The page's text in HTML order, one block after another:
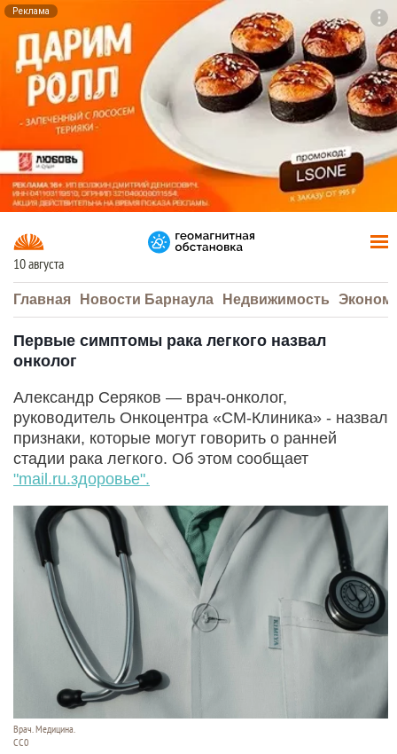
Реклама
10 августа
Главная Новости Барнаула Недвижимость
Первые симптомы рака легкого назвал
онколог
Александр Серяков — врач-онколог,
руководитель Онкоцентра «СМ-Клиника» - назвал
признаки, которые могут говорить о ранней
стадии рака легкого. Об этом сообщает
"mail.ru.здоровье".
Врач. Медицина.
CC0